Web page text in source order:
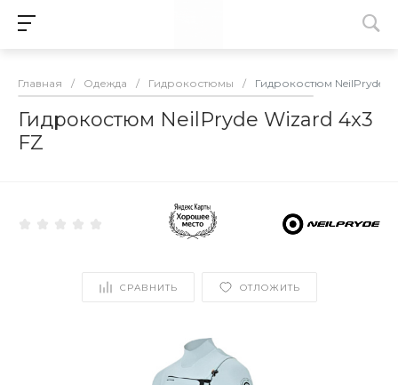
Главная / Одежда / Гидрокостюмы / Гидрокостюм NeilPryde
Гидрокостюм NeilPryde Wizard 4x3
FZ
СРАВНИТЬ ОТЛОЖИТЬ